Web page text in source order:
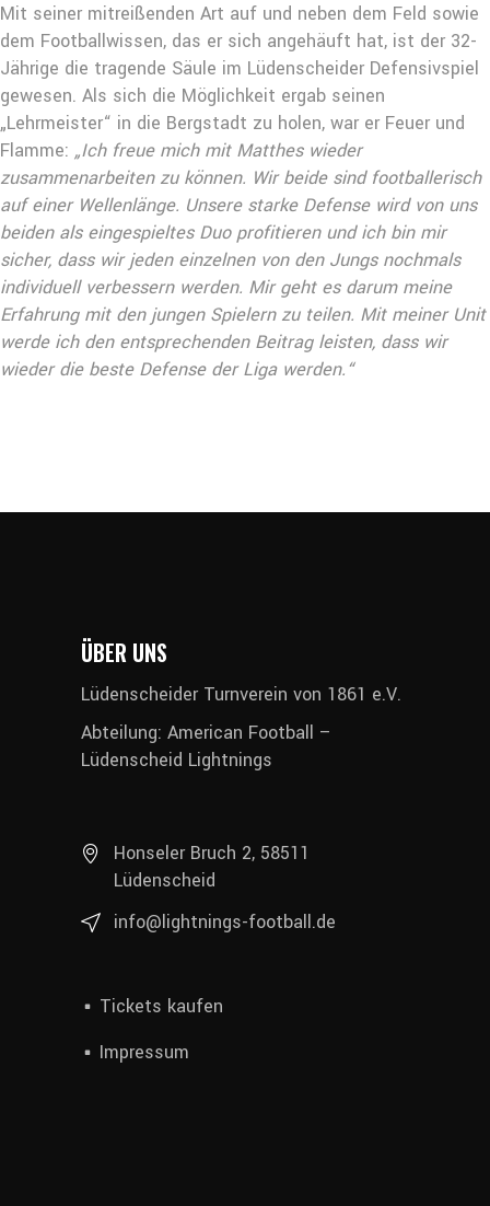
Mit seiner mitreißenden Art auf und neben dem Feld sowie
dem Footballwissen, das er sich angehäuft hat, ist der 32-
Jährige die tragende Säule im Lüdenscheider Defensivspiel
gewesen. Als sich die Möglichkeit ergab seinen
„Lehrmeister“ in die Bergstadt zu holen, war er Feuer und
Flamme: „Ich freue mich mit Matthes wieder
zusammenarbeiten zu können. Wir beide sind footballerisch
auf einer Wellenlänge. Unsere starke Defense wird von uns
beiden als eingespieltes Duo profitieren und ich bin mir
sicher, dass wir jeden einzelnen von den Jungs nochmals
individuell verbessern werden. Mir geht es darum meine
Erfahrung mit den jungen Spielern zu teilen. Mit meiner Unit
werde ich den entsprechenden Beitrag leisten, dass wir
wieder die beste Defense der Liga werden.“
ÜBER UNS
Lüdenscheider Turnverein von 1861 e.V.
Abteilung: American Football –
Lüdenscheid Lightnings
Honseler Bruch 2, 58511
Lüdenscheid
info@lightnings-football.de
Tickets kaufen
Impressum